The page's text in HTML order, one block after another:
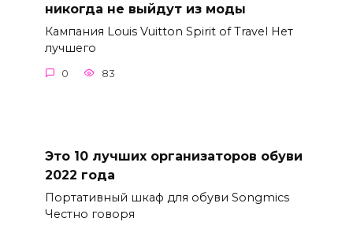
никогда не выйдут из моды
Кампания Louis Vuitton Spirit of Travel Нет
лучшего
0 83
Это 10 лучших организаторов обуви
2022 года
Портативный шкаф для обуви Songmics
Честно говоря